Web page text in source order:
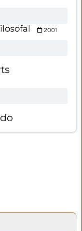
2001